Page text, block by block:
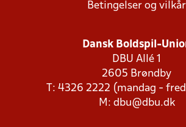
Betingelser og vilkår
Dansk Boldspil-
DBU Allé 1
2605 Brøndby
T: 4326 2222 (mandag -
M: dbu@dbu.dk